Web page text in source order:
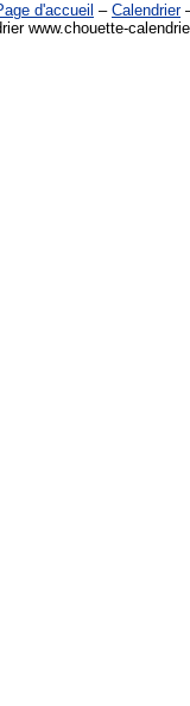
d'accueil – Calendrier
www.chouette-